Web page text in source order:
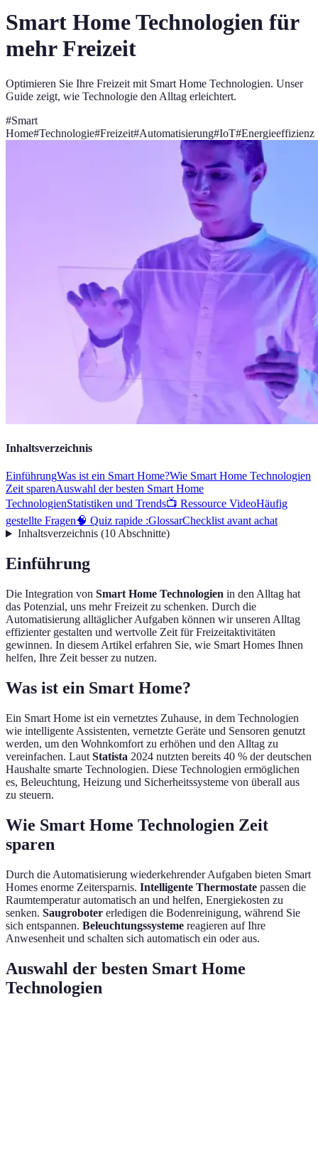
Smart Home Technologien für
mehr Freizeit
Optimieren Sie Ihre Freizeit mit Smart Home Technologien. Unser
Guide zeigt, wie Technologie den Alltag erleichtert.
#Smart
Home#Technologie#Freizeit#Automatisierung#IoT#Energieeffizienz
Inhaltsverzeichnis
EinführungWas ist ein Smart Home?Wie Smart Home Technologien
Zeit sparenAuswahl der besten Smart Home
TechnologienStatistiken und Trends📺 Ressource VideoHäufig
gestellte Fragen🧠 Quiz rapide :GlossarChecklist avant achat
Inhaltsverzeichnis(10Abschnitte)
Einführung
Die Integration von Smart Home Technologien in den Alltag hat
das Potenzial, uns mehr Freizeit zu schenken. Durch die
Automatisierung alltäglicher Aufgaben können wir unseren Alltag
effizienter gestalten und wertvolle Zeit für Freizeitaktivitäten
gewinnen. In diesem Artikel erfahren Sie, wie Smart Homes Ihnen
helfen, Ihre Zeit besser zu nutzen.
Was ist ein Smart Home?
Ein Smart Home ist ein vernetztes Zuhause, in dem Technologien
wie intelligente Assistenten, vernetzte Geräte und Sensoren genutzt
werden, um den Wohnkomfort zu erhöhen und den Alltag zu
vereinfachen. Laut Statista 2024 nutzten bereits 40 % der deutschen
Haushalte smarte Technologien. Diese Technologien ermöglichen
es, Beleuchtung, Heizung und Sicherheitssysteme von überall aus
zu steuern.
Wie Smart Home Technologien Zeit
sparen
Durch die Automatisierung wiederkehrender Aufgaben bieten Smart
Homes enorme Zeitersparnis. Intelligente Thermostate passen die
Raumtemperatur automatisch an und helfen, Energiekosten zu
senken. Saugroboter erledigen die Bodenreinigung, während Sie
sich entspannen. Beleuchtungssysteme reagieren auf Ihre
Anwesenheit und schalten sich automatisch ein oder aus.
Auswahl der besten Smart Home
Technologien